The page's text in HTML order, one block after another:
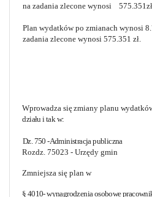
na zadania zlecone wynosi
575.351zł.
Plan wydatków po zmianach wynosi
zadania zlecone wynosi 575.351 zł.
Wprowadza się zmiany planu
działu i tak w:
Dz. 750 -Administracja publiczna
Rozdz. 75023 - Urzędy gmin
Zmniejsza się plan w
§ 4010- wynagrodzenia osobowe